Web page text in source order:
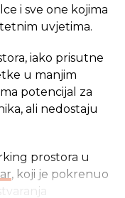
od proizvođača,
zabilježeno i do
terena do terena
dva stepena
da obave
uz dodatak
i sve one kojima
uvjetima.
iako prisutne
u manjim
potencijal za
ali nedostaju
prostora u
, koji je pokrenuo